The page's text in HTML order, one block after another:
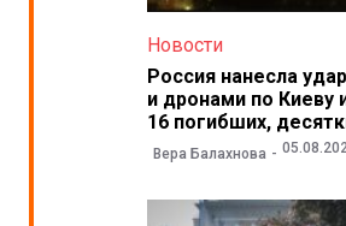
Новости
Россия нанесла
и дронами по Киеву
16 погибших,
Вера Балахнова